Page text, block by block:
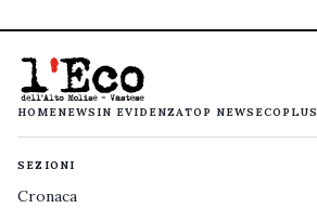
HOMENEWS IN EVIDENZATOP NEWS ECOPLUS
SEZIONI
Cronaca